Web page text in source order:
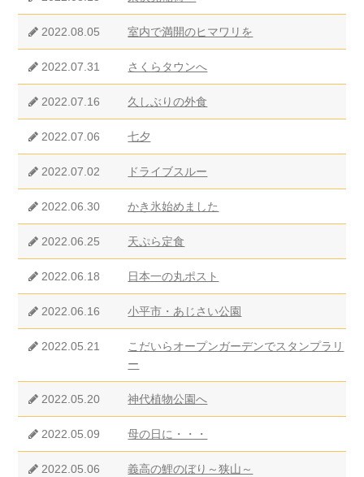
2022.08.05 室内で満開のヒマワリを
2022.07.31 さくらタウンへ
2022.07.16 久しぶりの外食
2022.07.06 七夕
2022.07.02 ドライブスルー
2022.06.30 かき氷始めました
2022.06.25 天ぷら定食
2022.06.18 日本一の丸ポスト
2022.06.16 小平市・あじさい公園
2022.05.21
こだいらオープンガーデンでスタンプラリ
ー
2022.05.20 神代植物公園へ
2022.05.09 母の日に・・・
2022.05.06 義高の鯉のぼり～狭山～